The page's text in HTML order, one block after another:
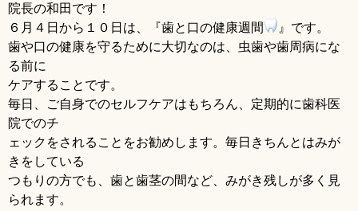
院長の和田です！
６月４日から１０日は、『歯と口の健康週間
』です。
歯や口の健康を守るために大切なのは、虫歯や歯周病にな
る前に
ケアすることです。
毎日、ご自身でのセルフケアはもちろん、定期的に歯科医
院でのチ
ェックをされることをお勧めします。毎日きちんとはみが
きをしている
つもりの方でも、歯と歯茎の間など、みがき残しが多く見
られます。